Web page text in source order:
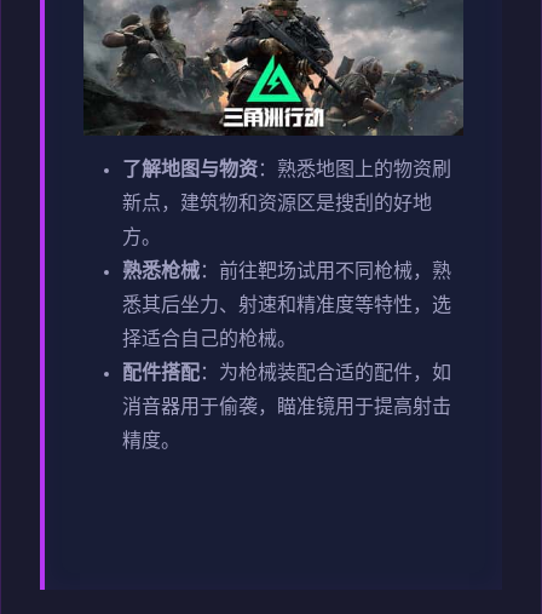
了解地图与物资：熟悉地图上的物资刷
新点，建筑物和资源区是搜刮的好地
方。
熟悉枪械：前往靶场试用不同枪械，熟
悉其后坐力、射速和精准度等特性，选
择适合自己的枪械。
配件搭配：为枪械装配合适的配件，如
消音器用于偷袭，瞄准镜用于提高射击
精度。